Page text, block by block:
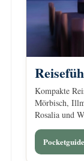
Kompakte
Mörbisch,
Rosalia und